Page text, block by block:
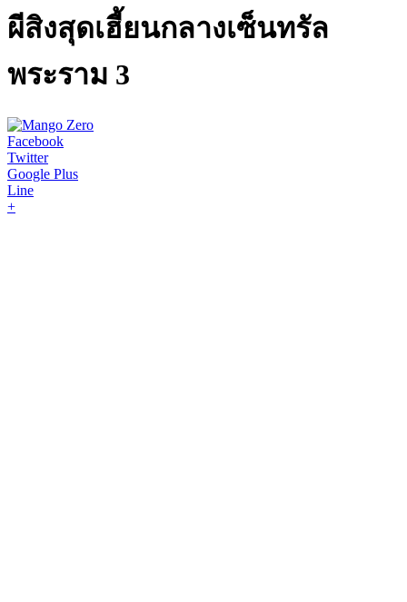
ผีสิงสุดเฮี้ยนกลางเซ็นทรัล
พระราม 3
Facebook
Twitter
Google Plus
Line
+